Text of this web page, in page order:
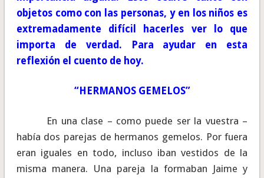
objetos como con las personas, y en los niños es
extremadamente difícil hacerles ver lo que
importa de verdad. Para ayudar en esta
reflexión el cuento de hoy.
“HERMANOS GEMELOS”
En una clase – como puede ser la vuestra –
había dos parejas de hermanos gemelos. Por fuera
eran iguales en todo, incluso iban vestidos de la
misma manera. Una pareja la formaban Jaime y